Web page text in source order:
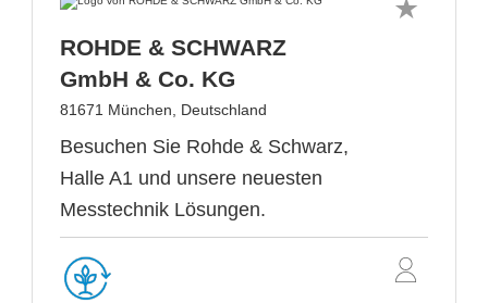
ROHDE & SCHWARZ
GmbH & Co. KG
81671 München, Deutschland
Besuchen Sie Rohde & Schwarz,
Halle A1 und unsere neuesten
Messtechnik Lösungen.